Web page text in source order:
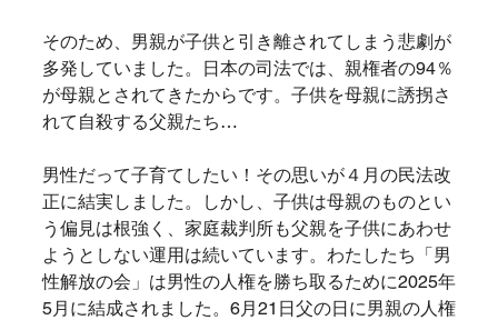
そのため、男親が子供と引き離されてしまう悲劇が
多発していました。日本の司法では、親権者の94％
が母親とされてきたからです。子供を母親に誘拐さ
れて自殺する父親たち…
男性だって子育てしたい！その思いが４月の民法改
正に結実しました。しかし、子供は母親のものとい
う偏見は根強く、家庭裁判所も父親を子供にあわせ
ようとしない運用は続いています。わたしたち「男
性解放の会」は男性の人権を勝ち取るために2025年
5月に結成されました。6月21日父の日に男親の人権